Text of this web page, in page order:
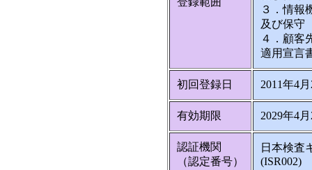
３．情報
及び保守
４．顧客
適用宣言
初回登録日 2011年4
有効期限 2029年4
認証機関
（認定番号）
日本検査
(ISR002)